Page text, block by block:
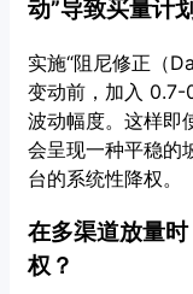
动”导致买量计
实施“阻尼修正（
变动前，加入 0.7-
波动幅度。这样即
会呈现一种平稳的
台的系统性降权。
在多渠道放量
权？